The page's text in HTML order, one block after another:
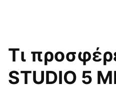
Τι
STUDIO 5